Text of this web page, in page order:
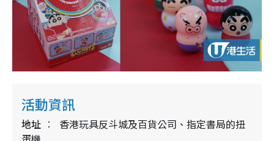
活動資訊
地址
香港玩具反斗城及百貨公司、指定書局的扭